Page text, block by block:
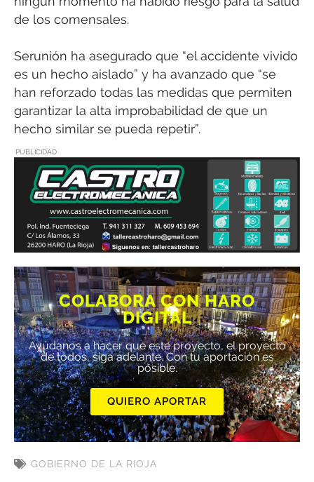
de los comensales.
Serunión ha asegurado que “el accidente vivido
es un hecho aislado” y ha avanzado que “se
han reforzado todas las medidas que permiten
garantizar la alta improbabilidad de que un
hecho similar se pueda repetir”.
PUBLICIDAD
COLABORA CON HARO
DIGITAL
Ayúdanos a hacer que este proyecto, el proyecto
de todos, siga adelante. Con tu aportación es
posible.
QUIERO APORTAR
GOBIERNO DE LA RIOJA